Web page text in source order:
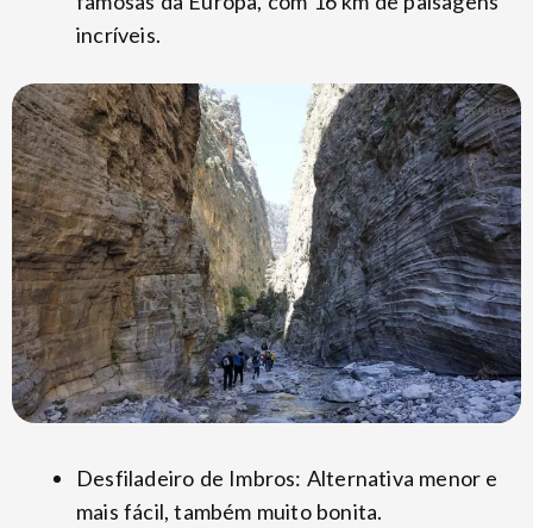
incríveis.
Desfiladeiro de Imbros: Alternativa menor e
mais fácil, também muito bonita.